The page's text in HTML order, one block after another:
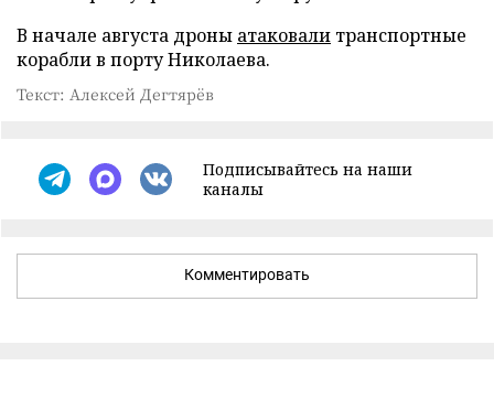
В начале августа дроны атаковали транспортные
корабли в порту Николаева.
Текст: Алексей Дегтярёв
Подписывайтесь на наши
каналы
Комментировать